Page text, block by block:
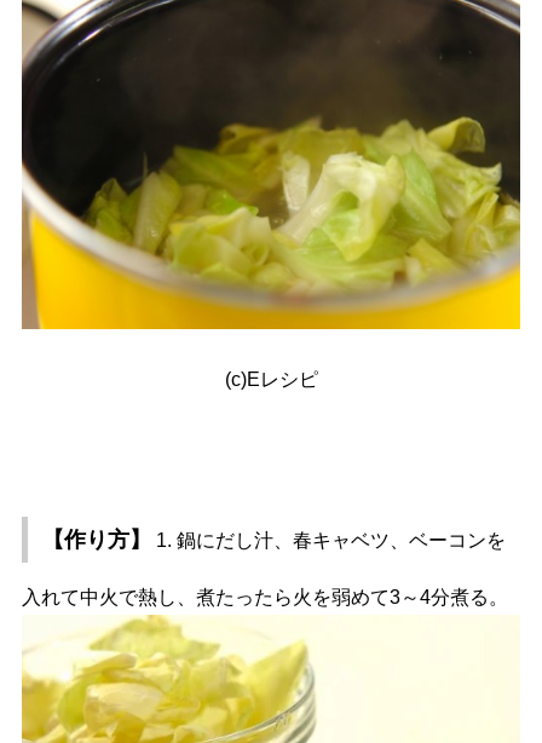
(c)Eレシピ
【作り方】 1. 鍋にだし汁、春キャベツ、ベーコンを
入れて中火で熱し、煮たったら火を弱めて3～4分煮る。